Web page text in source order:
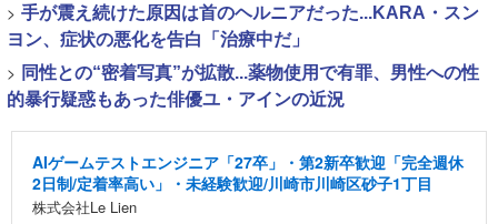
> 手が震え続けた原因は首のヘルニアだった...KARA・スン
ヨン、症状の悪化を告白「治療中だ」
> 同性との“密着写真”が拡散...薬物使用で有罪、男性への性
的暴行疑惑もあった俳優ユ・アインの近況
AIゲームテストエンジニア「27卒」・第2新卒歓迎「完全週休
2日制/定着率高い」・未経験歓迎/川崎市川崎区砂子1丁目
株式会社Le Lien